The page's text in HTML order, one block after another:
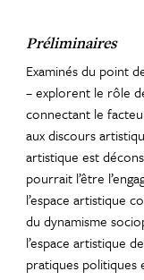
Préliminaires
Examinés du point
– explorent le rôle
connectant le
aux discours
artistique est
pourrait l’être
l’espace artistique
du dynamisme
l’espace artistique
pratiques politiques